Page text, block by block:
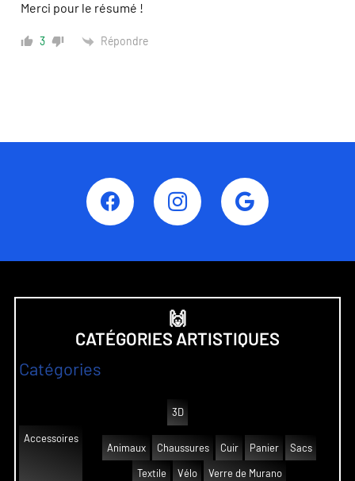
Merci pour le résumé !
3 Répondre
🙌
CATÉGORIES ARTISTIQUES
Catégories
3D
Accessoires
Animaux
Chaussures Cuir Panier Sacs
Textile Vélo Verre de Murano